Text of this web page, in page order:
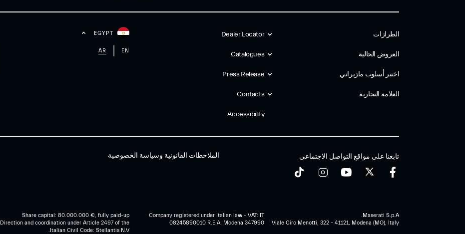
الطرازات
العروض الحالية
اختبر أسلوب مازیراتي
العلامة التجارية
Dealer Locator
Catalogues
Press Release
Contacts
Accessibility
EGYPT
EN
AR
تابعنا على مواقع التواصل الاجتماعي الملاحظات القانونية وسياسة الخصوصية
Maserati S.p.A.
Viale Ciro Menotti, 322 – 41121, Modena (MO), Italy
Company registered under Italian law - VAT: IT
08245890010 R.E.A. Modena 347990
Share capital: 80.000.000 €, fully paid-up
Direction and coordination under Article 2497 of the
Italian Civil Code: Stellantis N.V.